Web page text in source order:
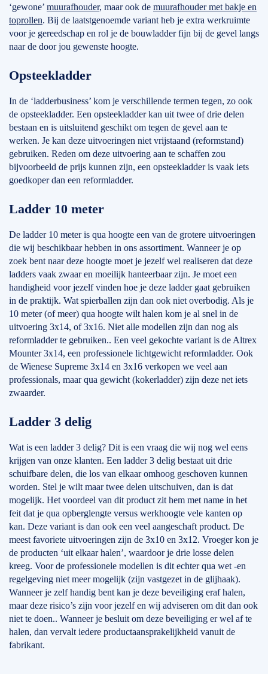
‘gewone’ muurafhouder, maar ook de muurafhouder met bakje en
toprollen. Bij de laatstgenoemde variant heb je extra werkruimte
voor je gereedschap en rol je de bouwladder fijn bij de gevel langs
naar de door jou gewenste hoogte.
Opsteekladder
In de ‘ladderbusiness’ kom je verschillende termen tegen, zo ook
de opsteekladder. Een opsteekladder kan uit twee of drie delen
bestaan en is uitsluitend geschikt om tegen de gevel aan te
werken. Je kan deze uitvoeringen niet vrijstaand (reformstand)
gebruiken. Reden om deze uitvoering aan te schaffen zou
bijvoorbeeld de prijs kunnen zijn, een opsteekladder is vaak iets
goedkoper dan een reformladder.
Ladder 10 meter
De ladder 10 meter is qua hoogte een van de grotere uitvoeringen
die wij beschikbaar hebben in ons assortiment. Wanneer je op
zoek bent naar deze hoogte moet je jezelf wel realiseren dat deze
ladders vaak zwaar en moeilijk hanteerbaar zijn. Je moet een
handigheid voor jezelf vinden hoe je deze ladder gaat gebruiken
in de praktijk. Wat spierballen zijn dan ook niet overbodig. Als je
10 meter (of meer) qua hoogte wilt halen kom je al snel in de
uitvoering 3x14, of 3x16. Niet alle modellen zijn dan nog als
reformladder te gebruiken.. Een veel gekochte variant is de Altrex
Mounter 3x14, een professionele lichtgewicht reformladder. Ook
de Wienese Supreme 3x14 en 3x16 verkopen we veel aan
professionals, maar qua gewicht (kokerladder) zijn deze net iets
zwaarder.
Ladder 3 delig
Wat is een ladder 3 delig? Dit is een vraag die wij nog wel eens
krijgen van onze klanten. Een ladder 3 delig bestaat uit drie
schuifbare delen, die los van elkaar omhoog geschoven kunnen
worden. Stel je wilt maar twee delen uitschuiven, dan is dat
mogelijk. Het voordeel van dit product zit hem met name in het
feit dat je qua opberglengte versus werkhoogte vele kanten op
kan. Deze variant is dan ook een veel aangeschaft product. De
meest favoriete uitvoeringen zijn de 3x10 en 3x12. Vroeger kon je
de producten ‘uit elkaar halen’, waardoor je drie losse delen
kreeg. Voor de professionele modellen is dit echter qua wet -en
regelgeving niet meer mogelijk (zijn vastgezet in de glijhaak).
Wanneer je zelf handig bent kan je deze beveiliging eraf halen,
maar deze risico’s zijn voor jezelf en wij adviseren om dit dan ook
niet te doen.. Wanneer je besluit om deze beveiliging er wel af te
halen, dan vervalt iedere productaansprakelijkheid vanuit de
fabrikant.